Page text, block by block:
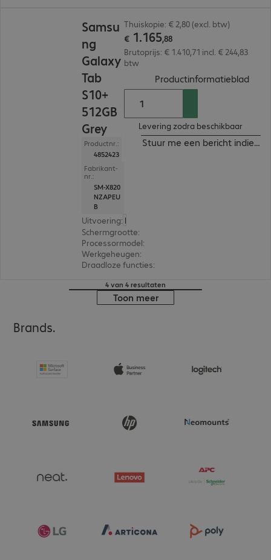
Samsu
ng
Galaxy
Tab
S10+
512GB
Grey
Productnr.:
4852423
Fabrikant-
nr.:
SM-X820
NZAPEU
B
Uitvoering: Europa
Schermgrootte:
Processormodel:
Werkgeheugen:
Draadloze functies:
Thuiskopie: € 2,80 (excl. btw)
€ 1.165,88
Brutoprijs: € 1.410,71 incl. € 244,83
btw
Productinformatieblad
Levering zodra beschikbaar
Stuur me een bericht indien
4 van 4 resultaten
Toon meer
Brands.